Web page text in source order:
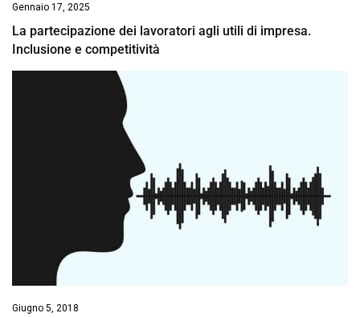
Gennaio 17, 2025
La partecipazione dei lavoratori agli utili di impresa.
Inclusione e competitività
Giugno 5, 2018